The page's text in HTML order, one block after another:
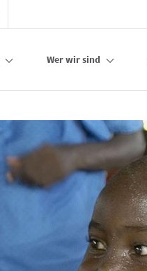
Wer wir sind